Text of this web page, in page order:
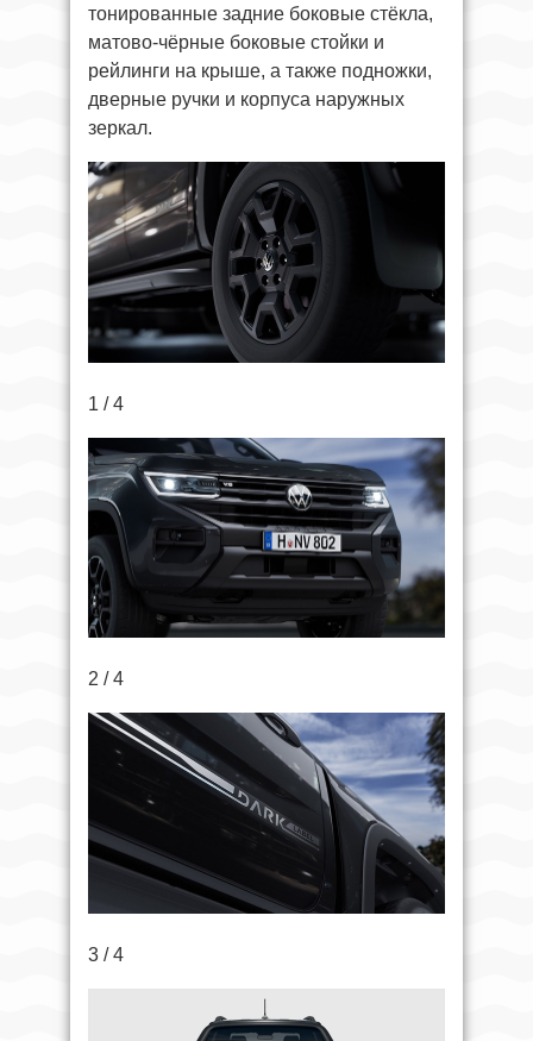
тонированные задние боковые стёкла,
матово-чёрные боковые стойки и
рейлинги на крыше, а также подножки,
дверные ручки и корпуса наружных
зеркал.
1 / 4
2 / 4
3 / 4